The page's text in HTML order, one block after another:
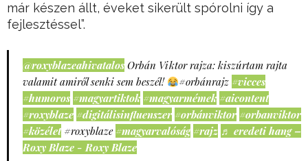
már készen állt, éveket sikerült spórolni így a
fejlesztéssel”.
@roxyblazeahivatalos Orbán Viktor rajza: kiszúrtam rajta
valamit amiről senki sem beszél!
#orbánrajz #vicces
#humoros #magyartiktok #magyarmémek #aicontent
#roxyblaze #digitálisinfluenszer #orbánviktor #orbanviktor
#közélet #roxyblaze #magyarvalóság #rajz ♬ eredeti hang –
Roxy Blaze - Roxy Blaze